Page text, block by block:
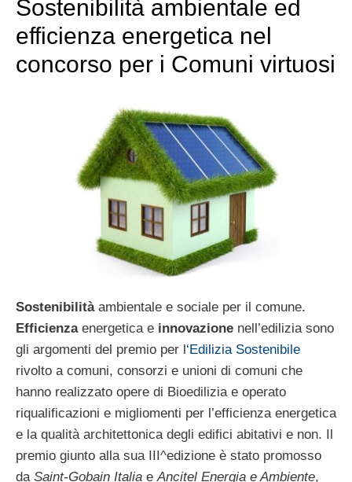
Sostenibilità ambientale ed
efficienza energetica nel
concorso per i Comuni virtuosi
Sostenibilitàambientale e sociale per il comune.
Efficienzaenergetica e innovazione nell’edilizia sono
gli argomenti del premio per l‘Edilizia Sostenibile
rivolto a comuni, consorzi e unioni di comuni che
hanno realizzato opere di Bioedilizia e operato
riqualificazioni e migliomenti per l’efficienza energetica
e la qualità architettonica degli edifici abitativi e non. Il
premio giunto alla sua III^edizione è stato promosso
daSaint-Gobain Italia eAncitel Energia e Ambiente,